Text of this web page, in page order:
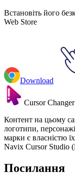
Встановіть його
Web Store
Download
Cursor Changer
Контент на цьому
логотипи,
марки є власністю
Navix Cursor Studio
Посилання